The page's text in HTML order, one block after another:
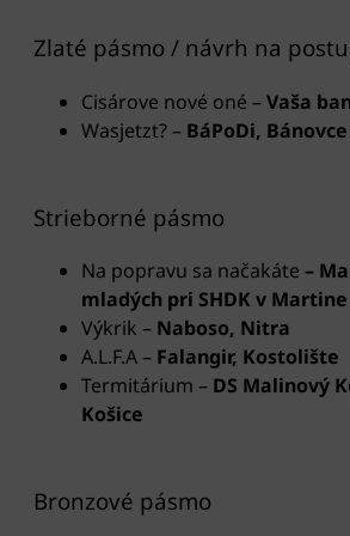
Zlaté pásmo / návrh na
Cisárove nové oné –Vaša
Wasjetzt? – BáPoDi,
Strieborné pásmo
Na popravu sa načakáte –
mladých pri SHDK v Martine
Výkrik – Naboso, Nitra
A.L.F.A – Falangir, Kostolište
Termitárium – DS Malinový
Košice
Bronzové pásmo